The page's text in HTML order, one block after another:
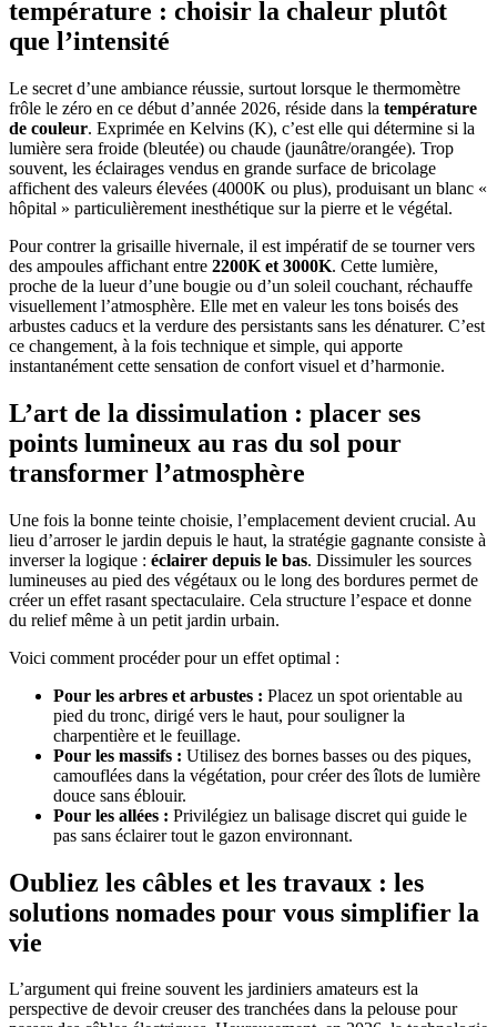
température : choisir la chaleur plutôt
que l’intensité
Le secret d’une ambiance réussie, surtout lorsque le thermomètre
frôle le zéro en ce début d’année 2026, réside dans la température
de couleur. Exprimée en Kelvins (K), c’est elle qui détermine si la
lumière sera froide (bleutée) ou chaude (jaunâtre/orangée). Trop
souvent, les éclairages vendus en grande surface de bricolage
affichent des valeurs élevées (4000K ou plus), produisant un blanc «
hôpital » particulièrement inesthétique sur la pierre et le végétal.
Pour contrer la grisaille hivernale, il est impératif de se tourner vers
des ampoules affichant entre 2200K et 3000K. Cette lumière,
proche de la lueur d’une bougie ou d’un soleil couchant, réchauffe
visuellement l’atmosphère. Elle met en valeur les tons boisés des
arbustes caducs et la verdure des persistants sans les dénaturer. C’est
ce changement, à la fois technique et simple, qui apporte
instantanément cette sensation de confort visuel et d’harmonie.
L’art de la dissimulation : placer ses
points lumineux au ras du sol pour
transformer l’atmosphère
Une fois la bonne teinte choisie, l’emplacement devient crucial. Au
lieu d’arroser le jardin depuis le haut, la stratégie gagnante consiste à
inverser la logique : éclairer depuis le bas. Dissimuler les sources
lumineuses au pied des végétaux ou le long des bordures permet de
créer un effet rasant spectaculaire. Cela structure l’espace et donne
du relief même à un petit jardin urbain.
Voici comment procéder pour un effet optimal :
Pour les arbres et arbustes : Placez un spot orientable au
pied du tronc, dirigé vers le haut, pour souligner la
charpentière et le feuillage.
Pour les massifs : Utilisez des bornes basses ou des piques,
camouflées dans la végétation, pour créer des îlots de lumière
douce sans éblouir.
Pour les allées : Privilégiez un balisage discret qui guide le
pas sans éclairer tout le gazon environnant.
Oubliez les câbles et les travaux : les
solutions nomades pour vous simplifier la
vie
L’argument qui freine souvent les jardiniers amateurs est la
perspective de devoir creuser des tranchées dans la pelouse pour